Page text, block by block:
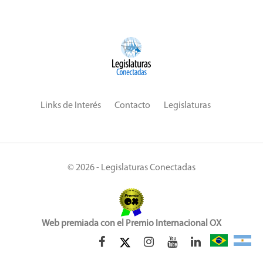
Links de Interés Contacto Legislaturas
© 2026 - Legislaturas Conectadas
Web premiada con el Premio Internacional OX